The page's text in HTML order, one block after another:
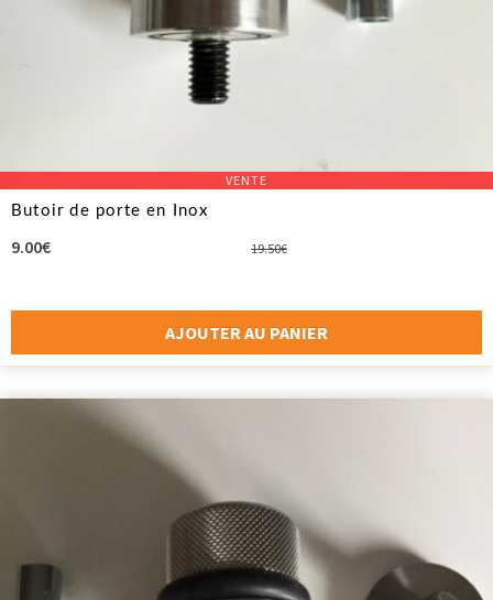
VENTE
Butoir de porte en Inox
19.50€Le
était :
19.50€.
9.00€
Le
est :
9.00€.
AJOUTER AU PANIER